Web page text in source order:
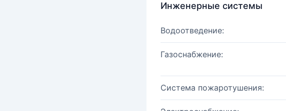
Инженерные системы
Водоотведение:
Газоснабжение:
Система пожаротушения: